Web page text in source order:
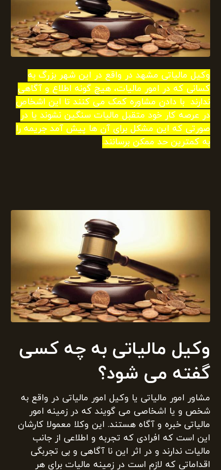
وکیل مالیاتی مشهد در واقع در این شهر بزرگ به
کسانی که در امور مالیات، هیچ گونه اطلاع و آگاهی
ندارند با دادن مشاوره کمک می کنند تا این اشخاص
در عرصه کار خود متقبل مالیات سنگین نشوند یا در
صورتی که این مشکل برای آن ها پیش آمد جریمه را
به کمترین حد ممکن برسانند.
وکیل مالیاتی به چه کسی
گفته می شود؟
مشاور امور مالیاتی یا وکیل امور مالیاتی در واقع به
شخص و یا اشخاصی می گویند که در زمینه امور
مالیاتی خبره و آگاه هستند. این وکلا معمولا کارشان
این است که افرادی که تجربه و اطلاعی از جانب
مالیات ندارند و در اثر این نا آگاهی و بی تجربگی
اقداماتی که لازم است در زمینه مالیات برای هر